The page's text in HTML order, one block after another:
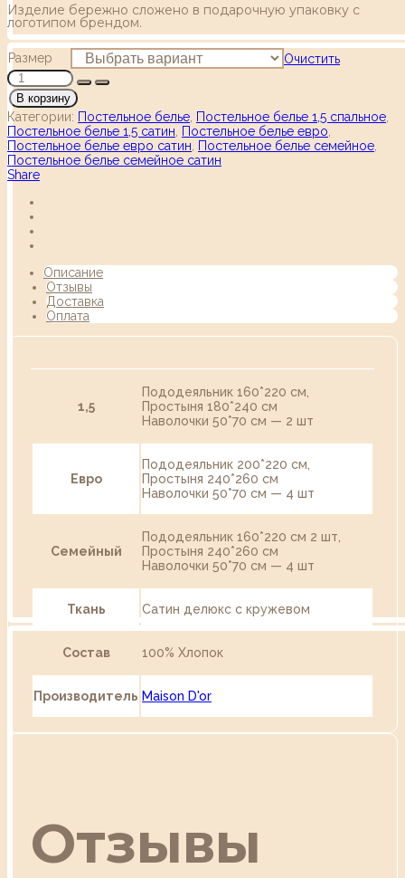
Изделие бережно сложено в подарочную упаковку с
логотипом брендом.
Размер Очистить
В корзину
Категории: Постельное белье Постельное белье 1,5 спальное
Постельное белье 1,5 сатин
Постельное белье евро
Постельное белье евро сатин
Постельное белье семейное
Постельное белье семейное сатин
Share
Описание
Отзывы
Доставка
Оплата
1,5
Пододеяльник 160*220 см,
Простыня 180*240 см
Наволочки 50*70 см — 2 шт
Евро
Пододеяльник 200*220 см,
Простыня 240*260 см
Наволочки 50*70 см — 4 шт
Семейный
Пододеяльник 160*220 см 2 шт,
Простыня 240*260 см
Наволочки 50*70 см — 4 шт
Ткань Сатин делюкс с кружевом
Состав 100% Хлопок
Производитель Maison D'or
Отзывы